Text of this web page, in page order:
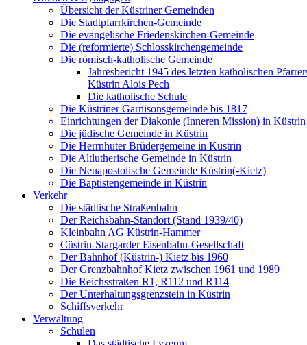
Übersicht der Küstriner Gemeinden
Die Stadtpfarrkirchen-Gemeinde
Die evangelische Friedenskirchen-Gemeinde
Die (reformierte) Schlosskirchengemeinde
Die römisch-katholische Gemeinde
Jahresbericht 1945 des letzten katholischen
Küstrin Alois Pech
Die katholische Schule
Die Küstriner Garnisonsgemeinde bis 1817
Einrichtungen der Diakonie (Inneren Mission) in Küstrin
Die jüdische Gemeinde in Küstrin
Die Herrnhuter Brüdergemeine in Küstrin
Die Altlutherische Gemeinde in Küstrin
Die Neuapostolische Gemeinde Küstrin(-Kietz)
Die Baptistengemeinde in Küstrin
Verkehr
Die städtische Straßenbahn
Der Reichsbahn-Standort (Stand 1939/40)
Kleinbahn AG Küstrin-Hammer
Cüstrin-Stargarder Eisenbahn-Gesellschaft
Der Bahnhof (Küstrin-) Kietz bis 1960
Der Grenzbahnhof Kietz zwischen 1961 und 1989
Die Reichsstraßen R1, R112 und R114
Der Unterhaltungsgrenzstein in Küstrin
Schiffsverkehr
Verwaltung
Schulen